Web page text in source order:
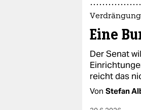
Eine
Der Senat
reicht das
Von Stefan